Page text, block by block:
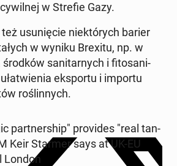
w Strefie Gazy.
usunię­cie niek­tórych barier
w wyniku Brexitu, np. w
środków san­i­tarnych i fi­tosan­i­
ek­sportu i importu
roślin­nych.
part­ner­ship" pro­vides "real tan­
Keir Starmer says at UK-EU
London